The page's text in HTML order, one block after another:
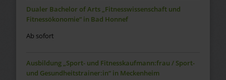
Dualer Bachelor of Arts „Fitnesswissenschaft und
Fitnessökonomie“ in Bad Honnef
Ab sofort
Ausbildung „Sport- und Fitnesskaufmann:frau / Sport-
und Gesundheitstrainer:in“ in Meckenheim